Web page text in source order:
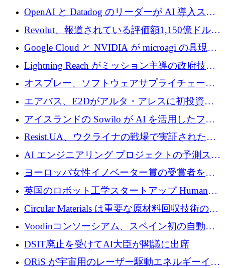
1,500 万ドルのシードを確保
OpenAI と Datadog のリーダーが AI 導入スタ
ートアップ Arrakis を支援
Revolut、報道されている評価額1,150億ドルで
の新たな二次株式売却を確認
Google Cloud と NVIDIA が microagi の具現化
された AI の野望を推進
Lightning Reach がミッション主導の政府技術
グループとしてポートフォリオを拡大し ETG
に買収
オスプレー、ソフトウェアサプライチェーン
攻撃を阻止するために265万ドルを確保
エアバス、E2Dがアルタ・アレスに初投資、
欧州防衛技術ファンドに5億ユーロを拠出
アイスランドの Sowilo が AI を活用したファ
ッション製品インテリジェンス プラットフォ
ームを拡大するためにプレシードを調達
Resist.UA、ウクライナの戦場で実証された防
衛技術を拡大するために5,000万ユーロの欧州
基金を立ち上げる
AI エンジニアリング プロジェクトの予測スタ
ートアップ Cascade が a16z アクセラレータか
らの支援を獲得
ヨーロッパ女性イノベーター賞の受賞者を紹
介します
英国のロボット工学スタートアップ Humanoid
がシリーズ A 1 億 5,200 万ドルで評価額 13 億
5,000 万ドルに到達
Circular Materials は重要な原材料回収技術の拡
張に 1,180 万ユーロを確保
Voodinコンソーシアム、スペイン初の自動木
製ブレード工場の建設にEU補助金4,800万ユ
ーロを確保
DSIT廃止を受けてAI大臣が閣議に出席
ORiS が宇宙用のレーザー駆動エネルギーイン